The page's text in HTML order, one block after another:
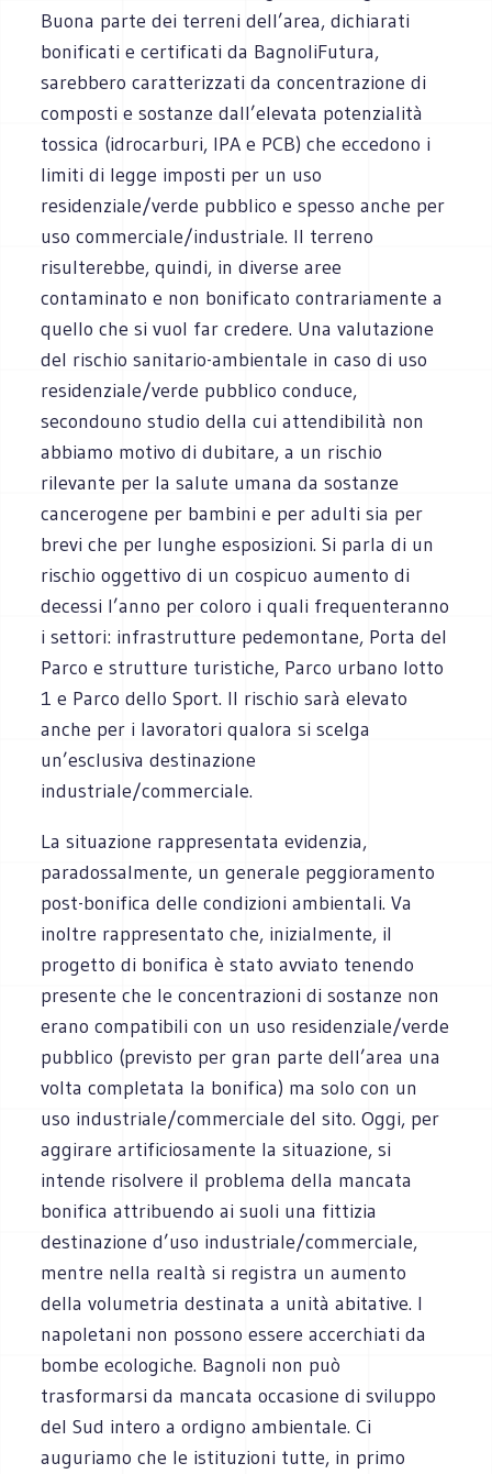
Buona parte dei terreni dell’area, dichiarati
bonificati e certificati da BagnoliFutura,
sarebbero caratterizzati da concentrazione di
composti e sostanze dall’elevata potenzialità
tossica (idrocarburi, IPA e PCB) che eccedono i
limiti di legge imposti per un uso
residenziale/verde pubblico e spesso anche per
uso commerciale/industriale. Il terreno
risulterebbe, quindi, in diverse aree
contaminato e non bonificato contrariamente a
quello che si vuol far credere. Una valutazione
del rischio sanitario-ambientale in caso di uso
residenziale/verde pubblico conduce,
secondouno studio della cui attendibilità non
abbiamo motivo di dubitare, a un rischio
rilevante per la salute umana da sostanze
cancerogene per bambini e per adulti sia per
brevi che per lunghe esposizioni. Si parla di un
rischio oggettivo di un cospicuo aumento di
decessi l’anno per coloro i quali frequenteranno
i settori: infrastrutture pedemontane, Porta del
Parco e strutture turistiche, Parco urbano lotto
1 e Parco dello Sport. Il rischio sarà elevato
anche per i lavoratori qualora si scelga
un’esclusiva destinazione
industriale/commerciale.
La situazione rappresentata evidenzia,
paradossalmente, un generale peggioramento
post-bonifica delle condizioni ambientali. Va
inoltre rappresentato che, inizialmente, il
progetto di bonifica è stato avviato tenendo
presente che le concentrazioni di sostanze non
erano compatibili con un uso residenziale/verde
pubblico (previsto per gran parte dell’area una
volta completata la bonifica) ma solo con un
uso industriale/commerciale del sito. Oggi, per
aggirare artificiosamente la situazione, si
intende risolvere il problema della mancata
bonifica attribuendo ai suoli una fittizia
destinazione d’uso industriale/commerciale,
mentre nella realtà si registra un aumento
della volumetria destinata a unità abitative. I
napoletani non possono essere accerchiati da
bombe ecologiche. Bagnoli non può
trasformarsi da mancata occasione di sviluppo
del Sud intero a ordigno ambientale. Ci
auguriamo che le istituzioni tutte, in primo